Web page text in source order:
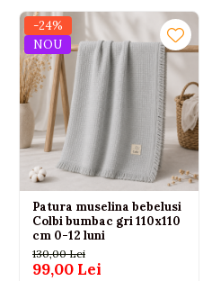
-24%
NOU
Patura muselina bebelusi
Colbi bumbac gri 110x110
cm 0-12 luni
130,00 Lei
99,00 Lei